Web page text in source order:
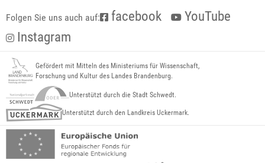
Folgen Sie uns auch auf: facebook
YouTube
Instagram
Gefördert mit Mitteln des Ministeriums für Wissenschaft,
Forschung und Kultur des Landes Brandenburg.
Unterstützt durch die Stadt Schwedt.
Unterstützt durch den Landkreis Uckermark.